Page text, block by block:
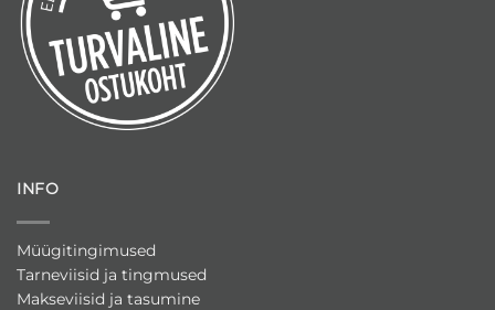
INFO
Müügitingimused
Tarneviisid ja tingmused
Makseviisid ja tasumine